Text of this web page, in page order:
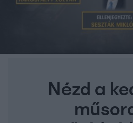
Nézd a